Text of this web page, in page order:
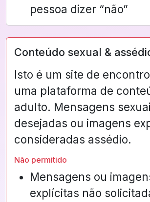
pessoa dizer “não”
Conteúdo sexual &
Isto é um site de
uma plataforma de
adulto. Mensagens
desejadas ou imagens
consideradas assédio.
Não permitido
Mensagens ou
explícitas não